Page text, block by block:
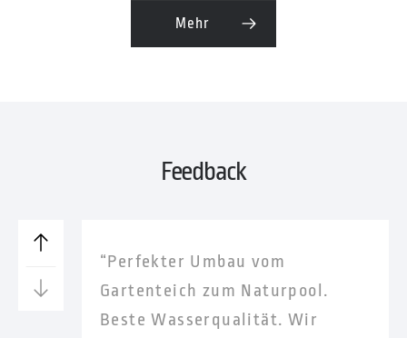
Mehr
Feedback
“Perfekter Umbau vom
Gartenteich zum Naturpool.
Beste Wasserqualität. Wir